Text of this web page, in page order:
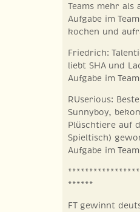
Teams mehr als
Aufgabe im
kochen und
Friedrich:
liebt SHA und
Aufgabe im
RUserious:
Sunnyboy,
Plüschtiere auf
Spieltisch)
Aufgabe im
******
FT gewinnt